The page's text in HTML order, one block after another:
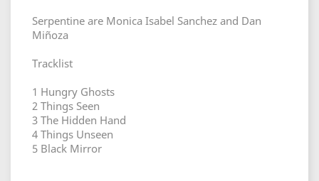
Serpentine are Monica Isabel Sanchez and Dan
Miñoza
Tracklist
1 Hungry Ghosts
2 Things Seen
3 The Hidden Hand
4 Things Unseen
5 Black Mirror